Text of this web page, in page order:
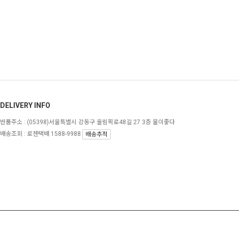
DELIVERY INFO
반품주소 : (05398)서울특별시 강동구 올림픽로48길 27 3층 물이좋다
배송조회 : 로젠택배 1588-9988
배송추적